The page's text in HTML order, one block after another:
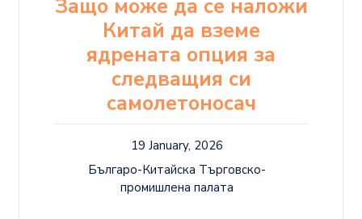
Защо може да се наложи
Китай да вземе
ядрената опция за
следващия си
самолетоносач
19 January, 2026
Българо-Китайска Търговско-
промишлена палaта